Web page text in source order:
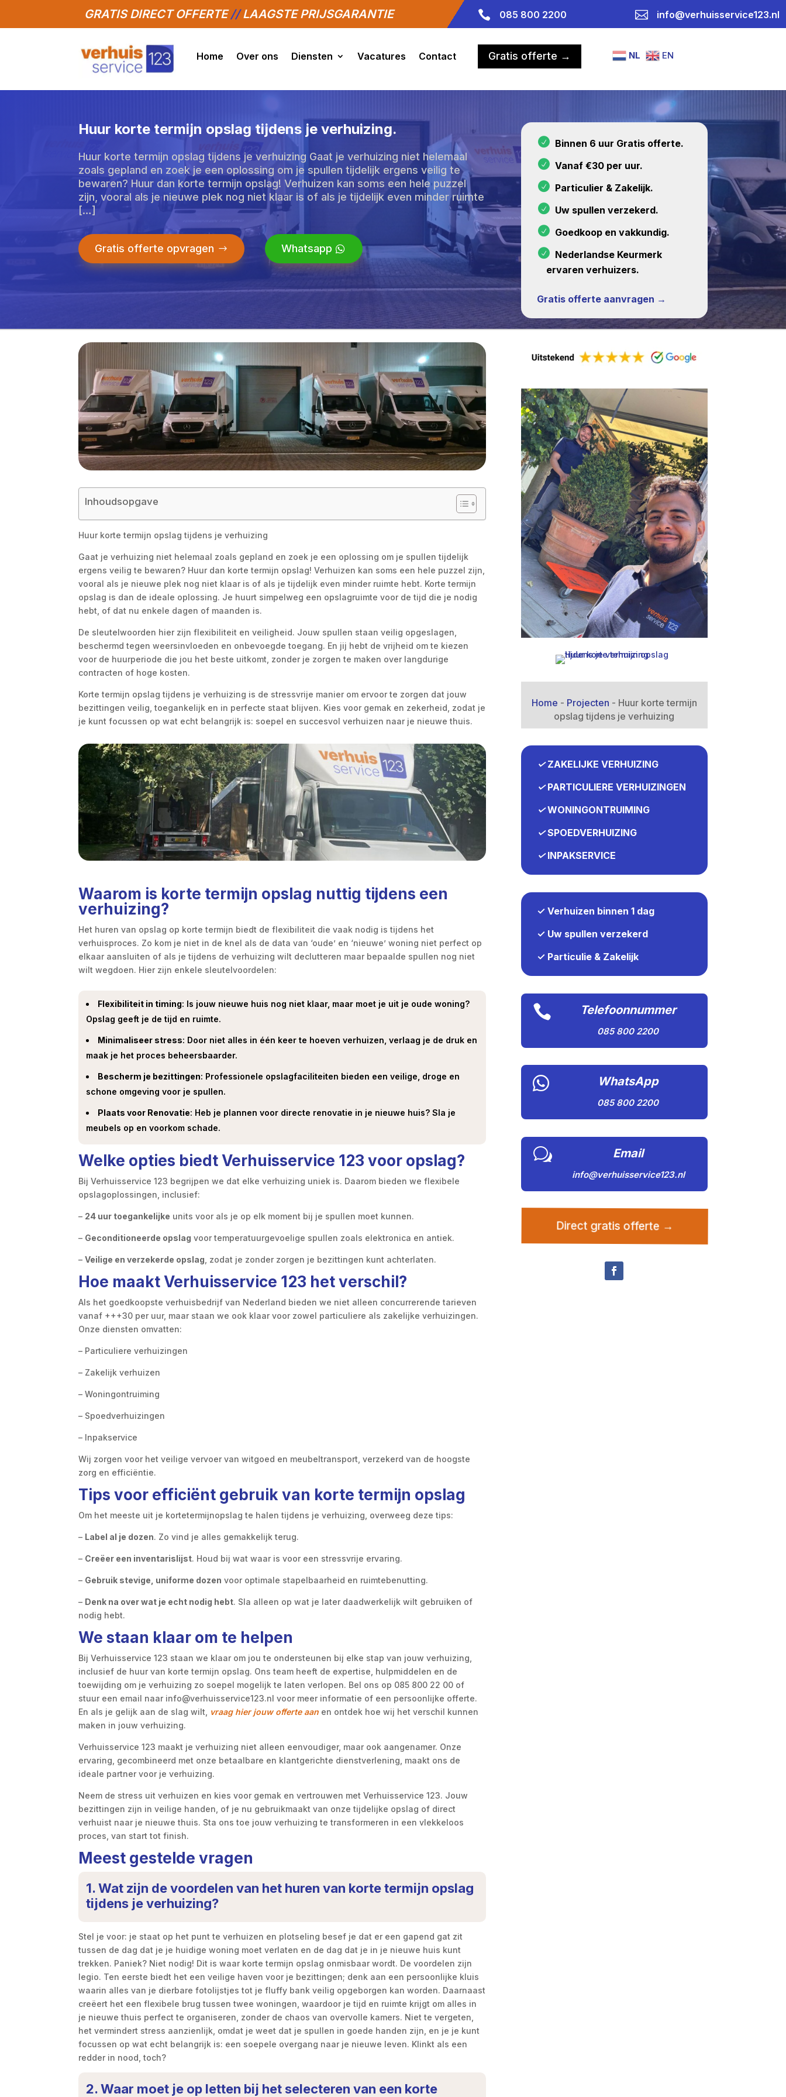
GRATIS DIRECT OFFERTE//LAAGSTE PRIJSGARANTIE  085 800 2200  info@verhuisservice123.nl
Home Over ons Diensten Vacatures Contact Gratis offerte → NL EN
Huur korte termijn opslag tijdens je verhuizing.
Huur korte termijn opslag tijdens je verhuizing Gaat je verhuizing niet helemaal
zoals gepland en zoek je een oplossing om je spullen tijdelijk ergens veilig te
bewaren? Huur dan korte termijn opslag! Verhuizen kan soms een hele puzzel
zijn, vooral als je nieuwe plek nog niet klaar is of als je tijdelijk even minder ruimte
[…]
Gratis offerte opvragen Whatsapp
Binnen 6 uur Gratis offerte.
Vanaf €30 per uur.
Particulier & Zakelijk.
Uw spullen verzekerd.
Goedkoop en vakkundig.
Nederlandse Keurmerk
ervaren verhuizers.
Gratis offerte aanvragen →
Inhoudsopgave
Huur korte termijn opslag tijdens je verhuizing
Gaat je verhuizing niet helemaal zoals gepland en zoek je een oplossing om je spullen tijdelijk
ergens veilig te bewaren? Huur dan korte termijn opslag! Verhuizen kan soms een hele puzzel zijn,
vooral als je nieuwe plek nog niet klaar is of als je tijdelijk even minder ruimte hebt. Korte termijn
opslag is dan de ideale oplossing. Je huurt simpelweg een opslagruimte voor de tijd die je nodig
hebt, of dat nu enkele dagen of maanden is.
De sleutelwoorden hier zijn flexibiliteit en veiligheid. Jouw spullen staan veilig opgeslagen,
beschermd tegen weersinvloeden en onbevoegde toegang. En jij hebt de vrijheid om te kiezen
voor de huurperiode die jou het beste uitkomt, zonder je zorgen te maken over langdurige
contracten of hoge kosten.
Korte termijn opslag tijdens je verhuizing is de stressvrije manier om ervoor te zorgen dat jouw
bezittingen veilig, toegankelijk en in perfecte staat blijven. Kies voor gemak en zekerheid, zodat je
je kunt focussen op wat echt belangrijk is: soepel en succesvol verhuizen naar je nieuwe thuis.
Waarom is korte termijn opslag nuttig tijdens een
verhuizing?
Het huren van opslag op korte termijn biedt de flexibiliteit die vaak nodig is tijdens het
verhuisproces. Zo kom je niet in de knel als de data van ‘oude’ en ‘nieuwe’ woning niet perfect op
elkaar aansluiten of als je tijdens de verhuizing wilt declutteren maar bepaalde spullen nog niet
wilt wegdoen. Hier zijn enkele sleutelvoordelen:
Flexibiliteit in timing: Is jouw nieuwe huis nog niet klaar, maar moet je uit je oude woning?
Opslag geeft je de tijd en ruimte.
Minimaliseer stress: Door niet alles in één keer te hoeven verhuizen, verlaag je de druk en
maak je het proces beheersbaarder.
Bescherm je bezittingen: Professionele opslagfaciliteiten bieden een veilige, droge en
schone omgeving voor je spullen.
Plaats voor Renovatie: Heb je plannen voor directe renovatie in je nieuwe huis? Sla je
meubels op en voorkom schade.
Welke opties biedt Verhuisservice 123 voor opslag?
Bij Verhuisservice 123 begrijpen we dat elke verhuizing uniek is. Daarom bieden we flexibele
opslagoplossingen, inclusief:
– 24 uur toegankelijke units voor als je op elk moment bij je spullen moet kunnen.
– Geconditioneerde opslag voor temperatuurgevoelige spullen zoals elektronica en antiek.
–Veilige en verzekerde opslag , zodat je zonder zorgen je bezittingen kunt achterlaten.
Hoe maakt Verhuisservice 123 het verschil?
Als het goedkoopste verhuisbedrijf van Nederland bieden we niet alleen concurrerende tarieven
vanaf +++30 per uur, maar staan we ook klaar voor zowel particuliere als zakelijke verhuizingen.
Onze diensten omvatten:
– Particuliere verhuizingen
– Zakelijk verhuizen
– Woningontruiming
– Spoedverhuizingen
– Inpakservice
Wij zorgen voor het veilige vervoer van witgoed en meubeltransport, verzekerd van de hoogste
zorg en efficiëntie.
Tips voor efficiënt gebruik van korte termijn opslag
Om het meeste uit je kortetermijnopslag te halen tijdens je verhuizing, overweeg deze tips:
– Label al je dozen. Zo vind je alles gemakkelijk terug.
– Creëer een inventarislijst. Houd bij wat waar is voor een stressvrije ervaring.
– Gebruik stevige, uniforme dozen voor optimale stapelbaarheid en ruimtebenutting.
– Denk na over wat je echt nodig hebt. Sla alleen op wat je later daadwerkelijk wilt gebruiken of
nodig hebt.
We staan klaar om te helpen
Bij Verhuisservice 123 staan we klaar om jou te ondersteunen bij elke stap van jouw verhuizing,
inclusief de huur van korte termijn opslag. Ons team heeft de expertise, hulpmiddelen en de
toewijding om je verhuizing zo soepel mogelijk te laten verlopen. Bel ons op 085 800 22 00 of
stuur een email naar info@verhuisservice123.nl voor meer informatie of een persoonlijke offerte.
En als je gelijk aan de slag wilt, vraag hier jouw offerte aan en ontdek hoe wij het verschil kunnen
maken in jouw verhuizing.
Verhuisservice 123 maakt je verhuizing niet alleen eenvoudiger, maar ook aangenamer. Onze
ervaring, gecombineerd met onze betaalbare en klantgerichte dienstverlening, maakt ons de
ideale partner voor je verhuizing.
Neem de stress uit verhuizen en kies voor gemak en vertrouwen met Verhuisservice 123. Jouw
bezittingen zijn in veilige handen, of je nu gebruikmaakt van onze tijdelijke opslag of direct
verhuist naar je nieuwe thuis. Sta ons toe jouw verhuizing te transformeren in een vlekkeloos
proces, van start tot finish.
Meest gestelde vragen
1. Wat zijn de voordelen van het huren van korte termijn opslag
tijdens je verhuizing?
Stel je voor: je staat op het punt te verhuizen en plotseling besef je dat er een gapend gat zit
tussen de dag dat je je huidige woning moet verlaten en de dag dat je in je nieuwe huis kunt
trekken. Paniek? Niet nodig! Dit is waar korte termijn opslag onmisbaar wordt. De voordelen zijn
legio. Ten eerste biedt het een veilige haven voor je bezittingen; denk aan een persoonlijke kluis
waarin alles van je dierbare fotolijstjes tot je fluffy bank veilig opgeborgen kan worden. Daarnaast
creëert het een flexibele brug tussen twee woningen, waardoor je tijd en ruimte krijgt om alles in
je nieuwe thuis perfect te organiseren, zonder de chaos van overvolle kamers. Niet te vergeten,
het vermindert stress aanzienlijk, omdat je weet dat je spullen in goede handen zijn, en je je kunt
focussen op wat echt belangrijk is: een soepele overgang naar je nieuwe leven. Klinkt als een
redder in nood, toch?
2. Waar moet je op letten bij het selecteren van een korte
Home - Projecten - Huur korte termijn
opslag tijdens je verhuizing
✓ZAKELIJKE VERHUIZING
✓PARTICULIERE VERHUIZINGEN
✓WONINGONTRUIMING
✓SPOEDVERHUIZING
✓INPAKSERVICE
✓ Verhuizen binnen 1 dag
✓ Uw spullen verzekerd
✓ Particulie & Zakelijk
 Telefoonnummer
085 800 2200
 WhatsApp
085 800 2200
w Email
info@verhuisservice123.nl
Direct gratis offerte →